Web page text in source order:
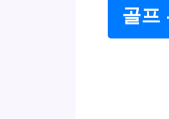
골프